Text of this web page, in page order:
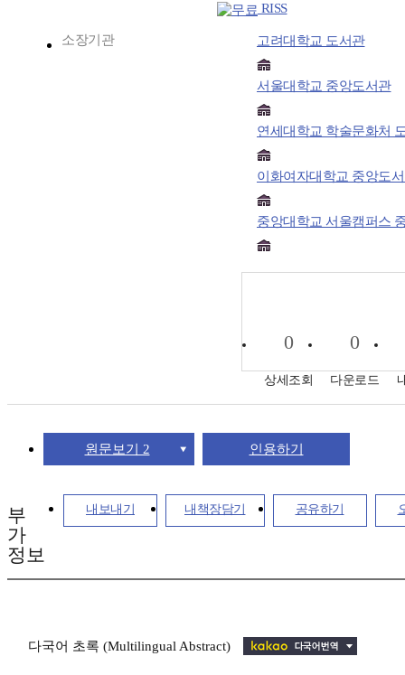
RISS
소장기관 고려대학교 도서관
서울대학교 중앙도서관
연세대학교 학술문화처
이화여자대학교 중앙도
중앙대학교 서울캠퍼스
0
상세조회
0
다운로드
원문보기 2 인용하기
내보내기 내책장담기 공유하기
부
가
정보
다국어 초록 (Multilingual Abstract)